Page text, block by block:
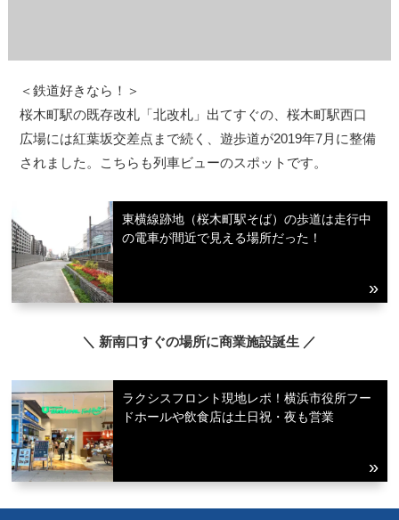
＜鉄道好きなら！＞
桜木町駅の既存改札「北改札」出てすぐの、桜木町駅西口
広場には紅葉坂交差点まで続く、遊歩道が2019年7月に整備
されました。こちらも列車ビューのスポットです。
東横線跡地（桜木町駅そば）の歩道は走行中
の電車が間近で見える場所だった！
＼ 新南口すぐの場所に商業施設誕生 ／
ラクシスフロント現地レポ！横浜市役所フー
ドホールや飲食店は土日祝・夜も営業